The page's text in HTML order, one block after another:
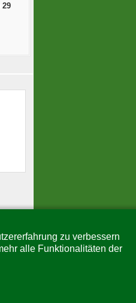
29
zu verbessern
alle Funktionalitäten der